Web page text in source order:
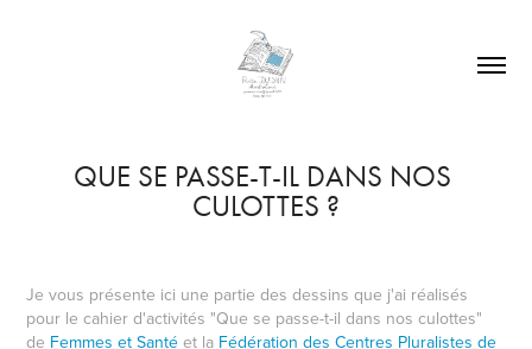
QUE SE PASSE-T-IL DANS NOS
CULOTTES ?
Je vous présente ici une partie des dessins que j'ai réalisés
pour le cahier d'activités "Que se passe-t-il dans nos culottes"
de Femmes et Santé et la Fédération des Centres Pluralistes de